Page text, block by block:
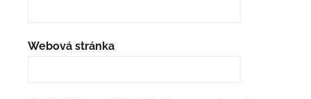
Webová stránka